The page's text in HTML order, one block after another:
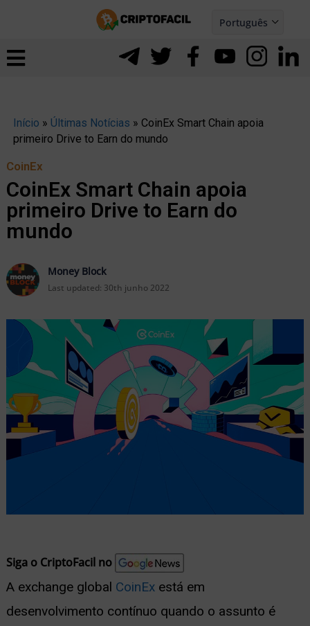
Português
Español
Início » Últimas Notícias » CoinEx Smart Chain apoia
primeiro Drive to Earn do mundo
CoinEx
CoinEx Smart Chain apoia
primeiro Drive to Earn do
mundo
Money Block
Last updated: 30th junho 2022
Siga o CriptoFacil no
A exchange global CoinExestá em
desenvolvimento contínuo quando o assunto é